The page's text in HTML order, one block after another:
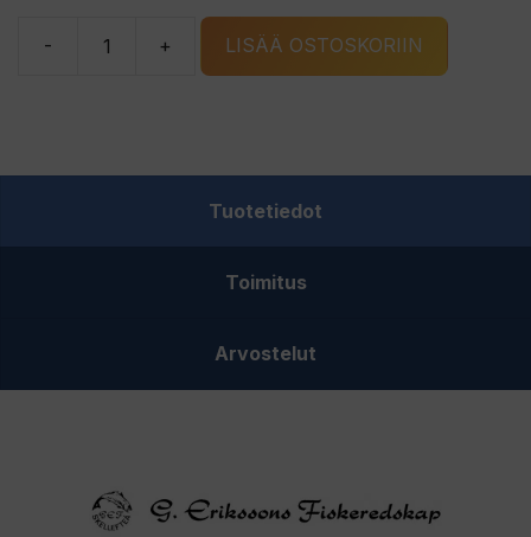
-
määrä
+ LISÄÄ OSTOSKORIIN
Tuotetiedot
Toimitus
Arvostelut